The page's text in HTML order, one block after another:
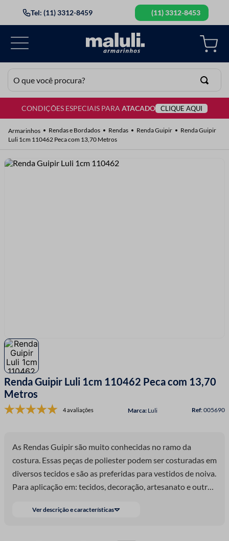
Tel: (11) 3312-8459 (11) 3312-8453
O que você procura?
CONDIÇÕES ESPECIAIS PARAATACADO CLIQUE AQUI
Rendas e Bordados Rendas Renda Guipir
Renda Guipir
Luli 1cm 110462 Peca com 13,70 Metros
Renda Guipir Luli 1cm 110462 Peca com 13,70
Metros
4 avaliações Luli :005690
As Rendas Guipir são muito conhecidas no ramo da
costura. Essas peças de poliester podem ser costuradas em
diversos tecidos e são as preferidas para vestidos de noiva.
Para aplicação em: tecidos, decoração, artesanato e outros
Ver descrição e características
TERMOS MAIS BUSCADOS
2 º
barbante
3º
botão